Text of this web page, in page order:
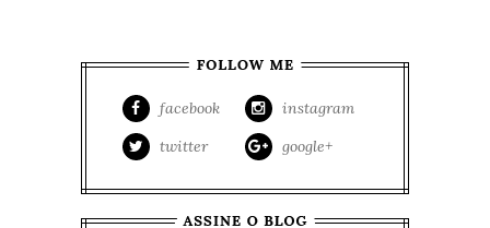
facebook
instagram
twitter
google+